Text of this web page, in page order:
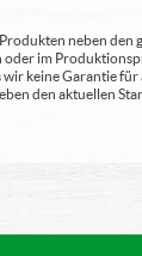
neben
im
keine Garantie
den aktuellen